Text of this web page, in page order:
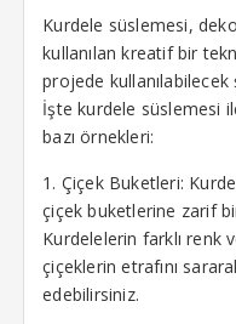
bonusu
bonusu
money link shortener
giriş
Kurdele süslemesi,
kullanılan kreatif bir
projede kullanılabilecek
İşte kurdele süslemesi
bazı örnekleri:
1. Çiçek Buketleri:
çiçek buketlerine zarif
Kurdelelerin farklı renk
çiçeklerin etrafını
edebilirsiniz.